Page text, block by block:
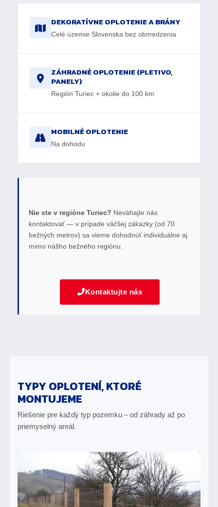
DEKORATÍVNE OPLOTENIE A BRÁNY
Celé územie Slovenska bez obmedzenia
ZÁHRADNÉ OPLOTENIE (PLETIVO,
PANELY)
Región Turiec + okolie do 100 km
MOBILNÉ OPLOTENIE
Na dohodu
Nie ste v regióne Turiec? Neváhajte nás
kontaktovať — v prípade väčšej zákazky (od 70
bežných metrov) sa vieme dohodnúť individuálne aj
mimo nášho bežného regiónu.
Kontaktujte nás
TYPY OPLOTENÍ, KTORÉ
MONTUJEME
Riešenie pre každý typ pozemku – od záhrady až po
priemyselný areál.